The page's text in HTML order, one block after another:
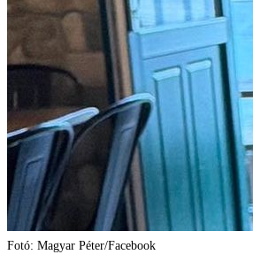
Fotó: Magyar Péter/Facebook